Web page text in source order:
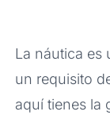
La náutica es
un requisito
aquí tienes la